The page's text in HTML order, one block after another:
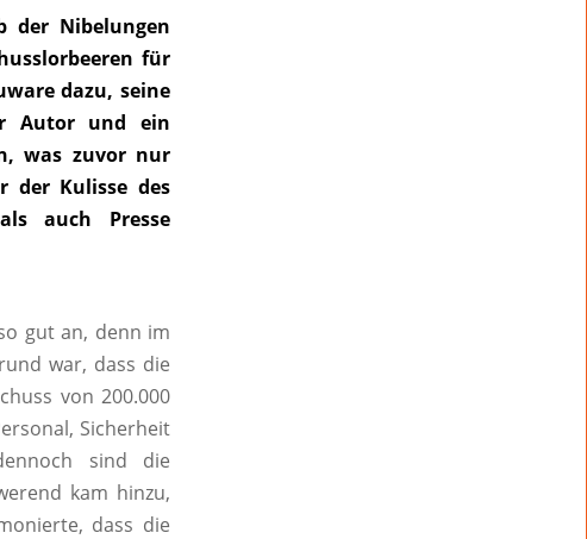
der Nibelungen
für
dazu, seine
Autor und ein
was zuvor nur
der Kulisse des
auch Presse
gut an, denn im
war, dass die
von 200.000
Sicherheit
sind die
kam hinzu,
dass die